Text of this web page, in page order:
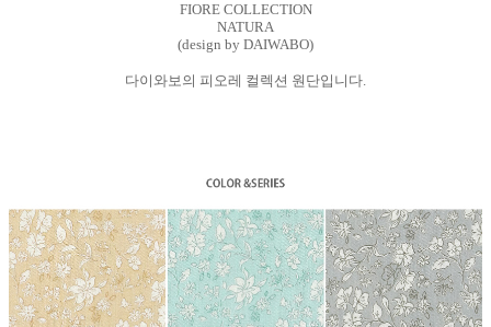
FIORE COLLECTION
NATURA
(design by DAIWABO)
다이와보의 피오레 컬렉션 원단입니다.